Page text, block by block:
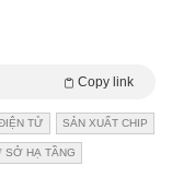
Copy link
TỬ SẢN XUẤT CHIP
SỞ HẠ TẦNG